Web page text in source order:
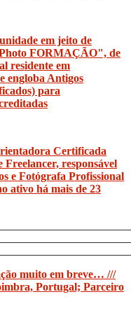
em jeito de
FORMAÇÃO", de
residente em
engloba Antigos
para
Certificada
Freelancer, responsável
e Fotógrafa Profissional
ativo há mais de 23
muito em breve… ///
Portugal; Parceiro